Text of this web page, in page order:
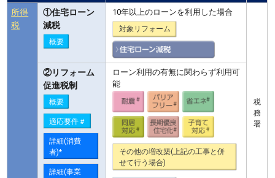
所得
税
①住宅ローン
減税
概要
10年以上のローンを利用した場合
対象リフォーム
税
務
署
②リフォーム
促進税制
概要
適応要件＃
詳細(消費
者)*
詳細(事業
ローン利用の有無に関わらず利用可
能
その他の増改築(上記の工事と併
せて行う場合)